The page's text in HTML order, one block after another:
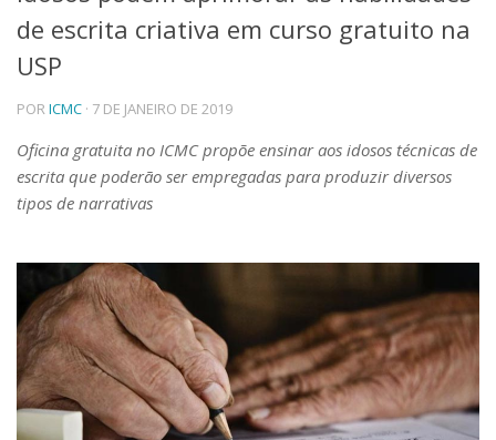
Telefones e Mapas
Pessoas
Ensino
Graduação
Educação a distância
Cursos de Extensão
Pesquisa e Inovação
Centros, Núcleos e Projetos em Rede
Pós-doutorado
Iniciação Científica
Transferência de Tecnologia
Empresas Juniores
Extensão à Comunidade
Projetos, Programas e Cursos
de escrita criativa em curso gratuito na
USP
PORICMC · 7 DE JANEIRO DE 2019
Oficina gratuita no ICMC propõe ensinar aos idosos técnicas de
escrita que poderão ser empregadas para produzir diversos
tipos de narrativas